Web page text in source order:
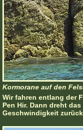
Kormorane auf den
Wir fahren entlang der
Pen Hir. Dann dreht
Geschwindigkeit